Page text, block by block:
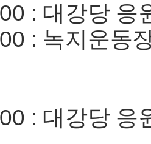
: 대강당 응
: 녹지운동
: 대강당 응